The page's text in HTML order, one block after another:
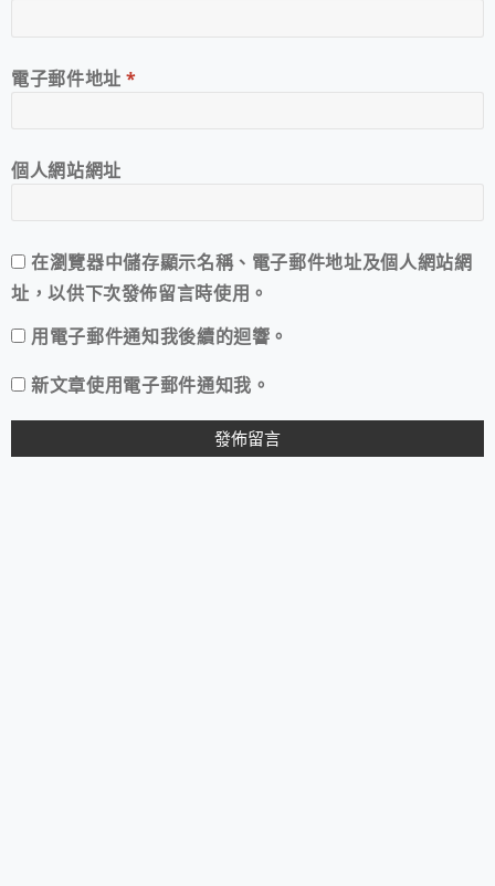
電子郵件地址*
個人網站網址
在瀏覽器中儲存顯示名稱、電子郵件地址及個人網站網
址，以供下次發佈留言時使用。
用電子郵件通知我後續的迴響。
新文章使用電子郵件通知我。